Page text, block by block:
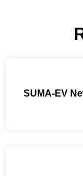
SUMA-EV